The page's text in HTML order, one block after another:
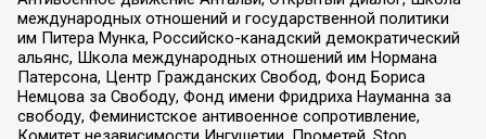
международных отношений и государственной политики
им Питера Мунка, Российско-канадский демократический
альянс, Школа международных отношений им Нормана
Патерсона, Центр Гражданских Свобод, Фонд Бориса
Немцова за Свободу, Фонд имени Фридриха Науманна за
свободу, Феминистское антивоенное сопротивление,